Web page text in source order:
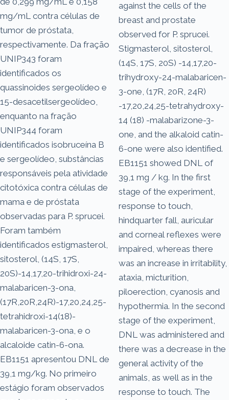
mg/mL contra células de
tumor de próstata,
respectivamente. Da fração
UNIP343 foram
identificados os
quassinoides sergeolídeo e
15-desacetilsergeolídeo,
enquanto na fração
UNIP344 foram
identificados isobruceína B
e sergeolídeo, substâncias
responsáveis pela atividade
citotóxica contra células de
mama e de próstata
observadas para P. sprucei.
Foram também
identificados estigmasterol,
sitosterol, (14S, 17S,
20S)-14,17,20-trihidroxi-24-
malabaricen-3-ona,
(17R,20R,24R)-17,20,24,25-
tetrahidroxi-14(18)-
malabaricen-3-ona, e o
alcaloide catin-6-ona.
EB1151 apresentou DNL de
39,1 mg/kg. No primeiro
estágio foram observados
against the cells of the
breast and prostate
observed for P. sprucei.
Stigmasterol, sitosterol,
(14S, 17S, 20S) -14,17,20-
trihydroxy-24-malabaricen-
3-one, (17R, 20R, 24R)
-17,20,24,25-tetrahydroxy-
14 (18) -malabarizone-3-
one, and the alkaloid catin-
6-one were also identified.
EB1151 showed DNL of
39,1 mg / kg. In the first
stage of the experiment,
response to touch,
hindquarter fall, auricular
and corneal reflexes were
impaired, whereas there
was an increase in irritability,
ataxia, micturition,
piloerection, cyanosis and
hypothermia. In the second
stage of the experiment,
DNL was administered and
there was a decrease in the
general activity of the
animals, as well as in the
response to touch. The